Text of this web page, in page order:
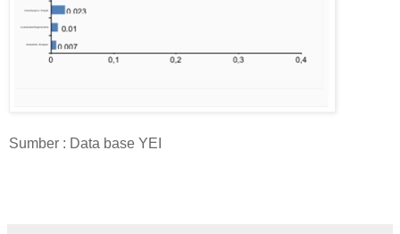
Sumber : Data base YEI